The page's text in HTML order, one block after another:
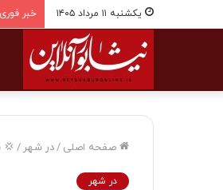
یکشنبه ۱۱ مرداد ۱۴۰۵ خبر فوری
صفحه اصلی /در شهر /
💢
در شهر